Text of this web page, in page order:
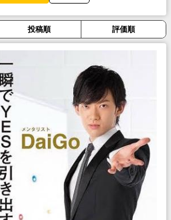
投稿順 評価順